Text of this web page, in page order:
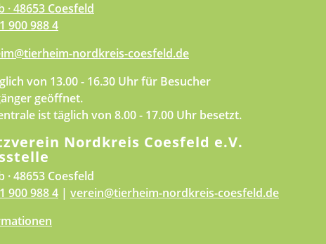
· 48653 Coesfeld
900 988 4
nordkreis-coesfeld.de
von 13.00 - 16.30 Uhr für Besucher
geöffnet.
ist täglich von 8.00 - 17.00 Uhr besetzt.
Nordkreis Coesfeld e.V.
· 48653 Coesfeld
900 988 4 | verein@tierheim-nordkreis-coesfeld.de